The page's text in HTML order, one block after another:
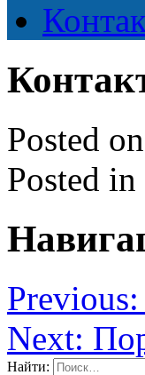
Posted on
Posted in
Previous:
Next:
Найти: